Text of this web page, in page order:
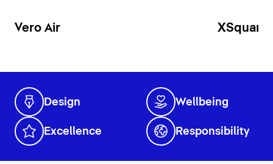
Vero Air XSquare
Design Wellbeing
Excellence Responsibility